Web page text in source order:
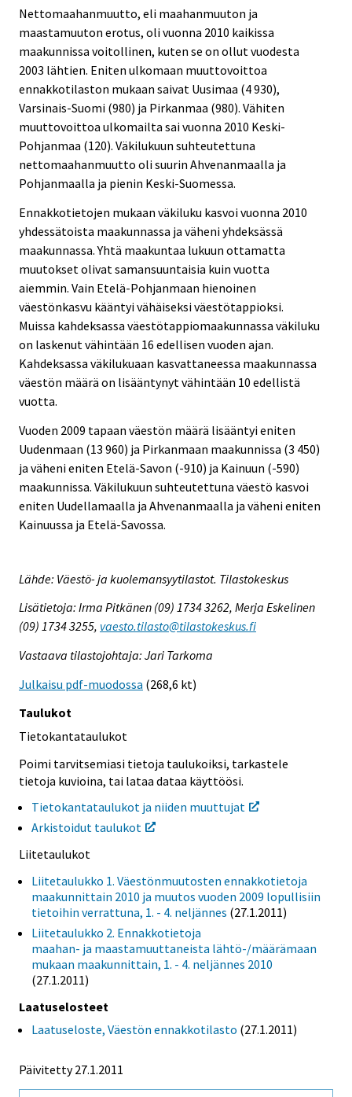
Nettomaahanmuutto, eli maahanmuuton ja
maastamuuton erotus, oli vuonna 2010 kaikissa
maakunnissa voitollinen, kuten se on ollut vuodesta
2003 lähtien. Eniten ulkomaan muuttovoittoa
ennakkotilaston mukaan saivat Uusimaa (4 930),
Varsinais-Suomi (980) ja Pirkanmaa (980). Vähiten
muuttovoittoa ulkomailta sai vuonna 2010 Keski-
Pohjanmaa (120). Väkilukuun suhteutettuna
nettomaahanmuutto oli suurin Ahvenanmaalla ja
Pohjanmaalla ja pienin Keski-Suomessa.
Ennakkotietojen mukaan väkiluku kasvoi vuonna 2010
yhdessätoista maakunnassa ja väheni yhdeksässä
maakunnassa. Yhtä maakuntaa lukuun ottamatta
muutokset olivat samansuuntaisia kuin vuotta
aiemmin. Vain Etelä-Pohjanmaan hienoinen
väestönkasvu kääntyi vähäiseksi väestötappioksi.
Muissa kahdeksassa väestötappiomaakunnassa väkiluku
on laskenut vähintään 16 edellisen vuoden ajan.
Kahdeksassa väkilukuaan kasvattaneessa maakunnassa
väestön määrä on lisääntynyt vähintään 10 edellistä
vuotta.
Vuoden 2009 tapaan väestön määrä lisääntyi eniten
Uudenmaan (13 960) ja Pirkanmaan maakunnissa (3 450)
ja väheni eniten Etelä-Savon (-910) ja Kainuun (-590)
maakunnissa. Väkilukuun suhteutettuna väestö kasvoi
eniten Uudellamaalla ja Ahvenanmaalla ja väheni eniten
Kainuussa ja Etelä-Savossa.
Lähde: Väestö- ja kuolemansyytilastot. Tilastokeskus
Lisätietoja: Irma Pitkänen (09) 1734 3262, Merja Eskelinen
(09) 1734 3255, vaesto.tilasto@tilastokeskus.fi
Vastaava tilastojohtaja: Jari Tarkoma
Julkaisu pdf-muodossa (268,6 kt)
Taulukot
Tietokantataulukot
Poimi tarvitsemiasi tietoja taulukoiksi, tarkastele
tietoja kuvioina, tai lataa dataa käyttöösi.
Tietokantataulukot ja niiden muuttujat
Arkistoidut taulukot
Liitetaulukot
Liitetaulukko 1. Väestönmuutosten ennakkotietoja
maakunnittain 2010 ja muutos vuoden 2009 lopullisiin
tietoihin verrattuna, 1. - 4. neljännes (27.1.2011)
Liitetaulukko 2. Ennakkotietoja
maahan- ja maastamuuttaneista lähtö-/määrämaan
mukaan maakunnittain, 1. - 4. neljännes 2010
(27.1.2011)
Laatuselosteet
Laatuseloste, Väestön ennakkotilasto (27.1.2011)
Päivitetty 27.1.2011